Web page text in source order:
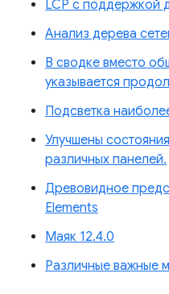
LCP с поддержкой
Анализ дерева
В сводке вместо
указывается
Подсветка
Улучшены
различных панелей.
Древовидное
Elements
Маяк 12.4.0
Различные важные